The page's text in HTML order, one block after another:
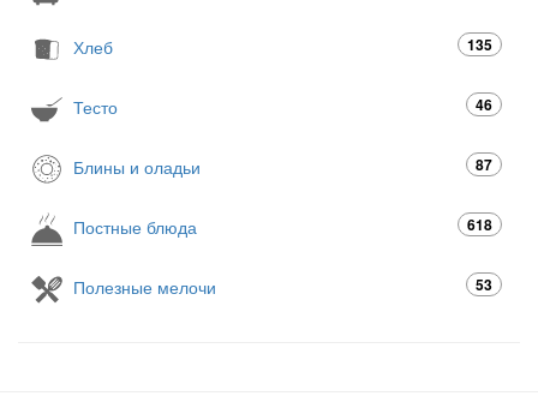
Хлеб 135
Тесто 46
Блины и оладьи 87
Постные блюда 618
Полезные мелочи 53